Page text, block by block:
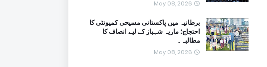
May 08, 2026
برطانیہ میں پاکستانی مسیحی کمیونٹی کا
احتجاج؛ ماریہ شہباز کے لیے انصاف کا
مطالبہ۔
May 08, 2026